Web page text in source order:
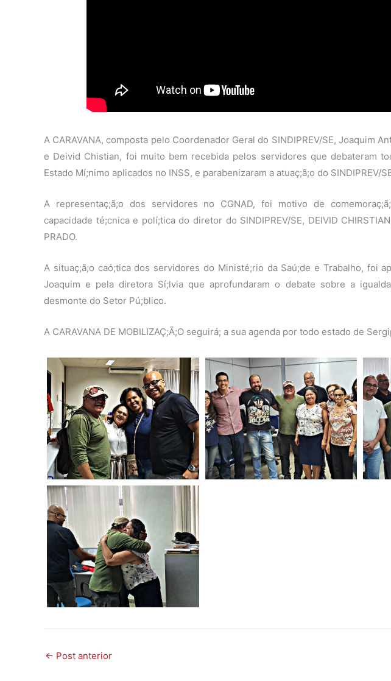
A CARAVANA, composta pelo Coordenador Geral do SINDIPREV/SE, Joaquim
e Deivid Chistian, foi muito bem recebida pelos servidores que debateram
Estado Mí;nimo aplicados no INSS, e parabenizaram a atuaç;ã;o do SINDIPREV/
A representaç;ã;o dos servidores no CGNAD, foi motivo de
capacidade té;cnica e polí;tica do diretor do SINDIPREV/SE, DEIVID
PRADO.
A situaç;ã;o caó;tica dos servidores do Ministé;rio da Saú;de e Trabalho, foi
Joaquim e pela diretora Sí;lvia que aprofundaram o debate sobre a
desmonte do Setor Pú;blico.
A CARAVANA DE MOBILIZAÇ;Ã;O seguirá; a sua agenda por todo estado de
← Post anterior